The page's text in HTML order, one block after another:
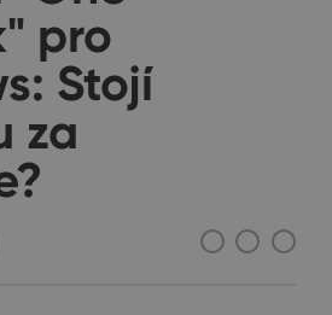
pro
Stojí
za